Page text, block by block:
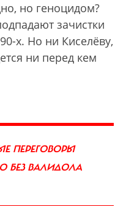
но геноцидом?
зачистки
х. Но ни Киселёву,
ни перед кем
ПЕРЕГОВОРЫ
БЕЗ ВАЛИДОЛА